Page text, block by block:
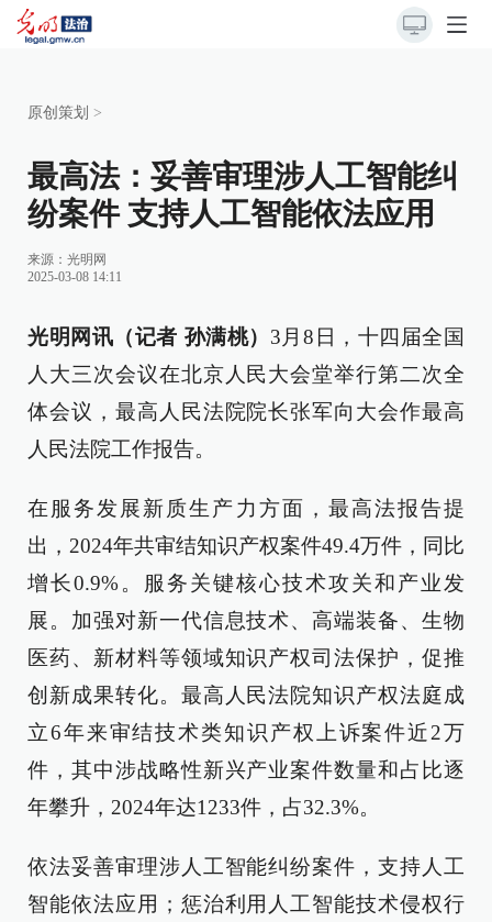
原创策划 >
最高法：妥善审理涉人工智能纠
纷案件 支持人工智能依法应用
来源： 光明网
2025-03-08 14:11
光明网讯（记者 孙满桃） 3月8日，十四届全国
人大三次会议在北京人民大会堂举行第二次全
体会议，最高人民法院院长张军向大会作最高
人民法院工作报告。
在服务发展新质生产力方面，最高法报告提
出，2024年共审结知识产权案件49.4万件，同比
增长0.9%。服务关键核心技术攻关和产业发
展。加强对新一代信息技术、高端装备、生物
医药、新材料等领域知识产权司法保护，促推
创新成果转化。最高人民法院知识产权法庭成
立6年来审结技术类知识产权上诉案件近2万
件，其中涉战略性新兴产业案件数量和占比逐
年攀升，2024年达1233件，占32.3%。
依法妥善审理涉人工智能纠纷案件，支持人工
智能依法应用；惩治利用人工智能技术侵权行